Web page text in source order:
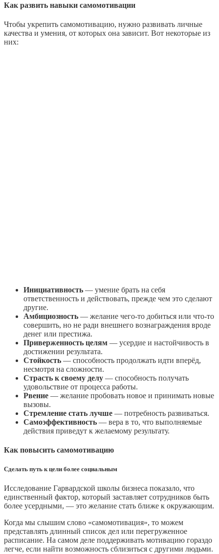
Как развить навыки самомотивации
Чтобы укрепить самомотивацию, нужно развивать личные
качества и умения, от которых она зависит. Вот некоторые из
них:
Инициативность — умение брать на себя
ответственность и действовать, прежде чем это сделают
другие.
Амбициозность — желание чего‑то добиться или что‑то
совершить, но не ради внешнего вознаграждения вроде
денег или престижа.
Приверженность целям — усердие и настойчивость в
достижении результата.
Стойкость — способность продолжать идти вперёд,
несмотря на сложности.
Страсть к своему делу — способность получать
удовольствие от процесса работы.
Рвение — желание пробовать новое и принимать новые
вызовы.
Стремление стать лучше — потребность развиваться.
Самоэффективность — вера в то, что выполняемые
действия приведут к желаемому результату.
Как повысить самомотивацию
Сделать путь к цели более социальным
Исследование Гарвардской школы бизнеса показало, что
единственный фактор, который заставляет сотрудников быть
более усердными, — это желание стать ближе к окружающим.
Когда мы слышим слово «самомотивация», то можем
представлять длинный список дел или перегруженное
расписание. На самом деле поддерживать мотивацию гораздо
легче, если найти возможность сблизиться с другими людьми.